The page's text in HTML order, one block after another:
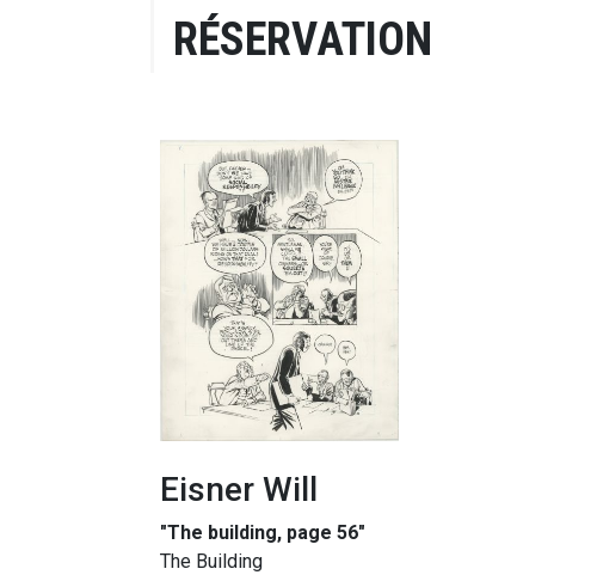
RÉSERVATION
Eisner Will
"The building, page 56"
The Building